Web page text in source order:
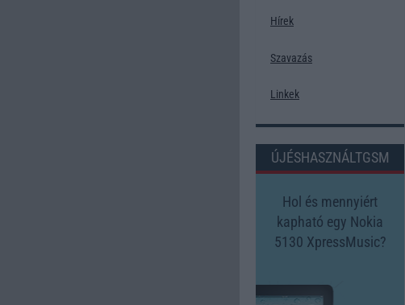
Hírek
Szavazás
Linkek
ÚJÉSHASZNÁLTGSM
Hol és mennyiért
kapható egy Nokia
5130 XpressMusic?